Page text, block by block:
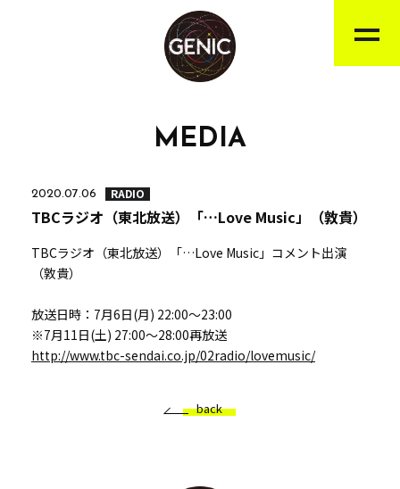
MEDIA
2020.07.06 RADIO
TBCラジオ（東北放送）「…Love Music」（敦貴）
TBCラジオ（東北放送）「…Love Music」コメント出演
（敦貴）
放送日時：7月6日(月) 22:00～23:00
※7月11日(土) 27:00～28:00再放送
http://www.tbc-sendai.co.jp/02radio/lovemusic/
back